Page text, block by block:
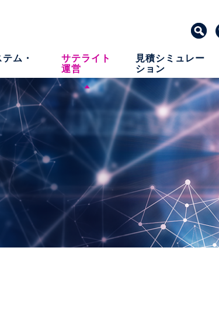
ム・ サテライト
運営
見積シミュレー
ション